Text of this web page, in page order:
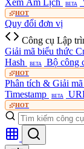
Xem Âm Lịch BETA
HOT
Quy đổi đơn vị
Công cụ Lập
Giải mã biểu thức
Hash
BETA Bộ công
HOT
Phân tích & Giải
Timestamp
BETA
HOT